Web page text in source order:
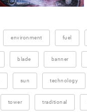
environment fuel
blade banner
sun technology
tower traditional